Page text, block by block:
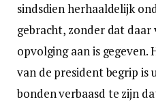
sindsdien herhaaldelijk
gebracht, zonder dat daar
opvolging aan is gegeven.
van de president begrip is
bonden verbaasd te zijn